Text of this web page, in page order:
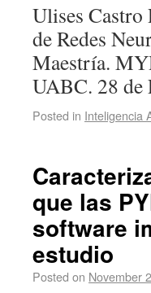
Ulises Castro
de Redes
Maestría.
UABC. 28 de
Posted in Inteligencia
que las
software
estudio
Posted on November